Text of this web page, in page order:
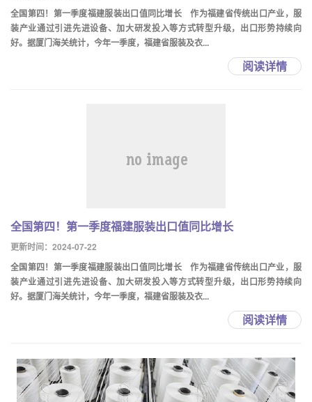
全国第四！第一季度福建服装出口值同比增长 作为福建省传统出口产业，服
装产业通过引进先进设备、加大研发投入等方式转型升级，出口形势持续向
好。据厦门海关统计，今年一季度，福建省服装及衣...
阅读详情
全国第四！第一季度福建服装出口值同比增长
更新时间：2024-07-22
全国第四！第一季度福建服装出口值同比增长 作为福建省传统出口产业，服
装产业通过引进先进设备、加大研发投入等方式转型升级，出口形势持续向
好。据厦门海关统计，今年一季度，福建省服装及衣...
阅读详情